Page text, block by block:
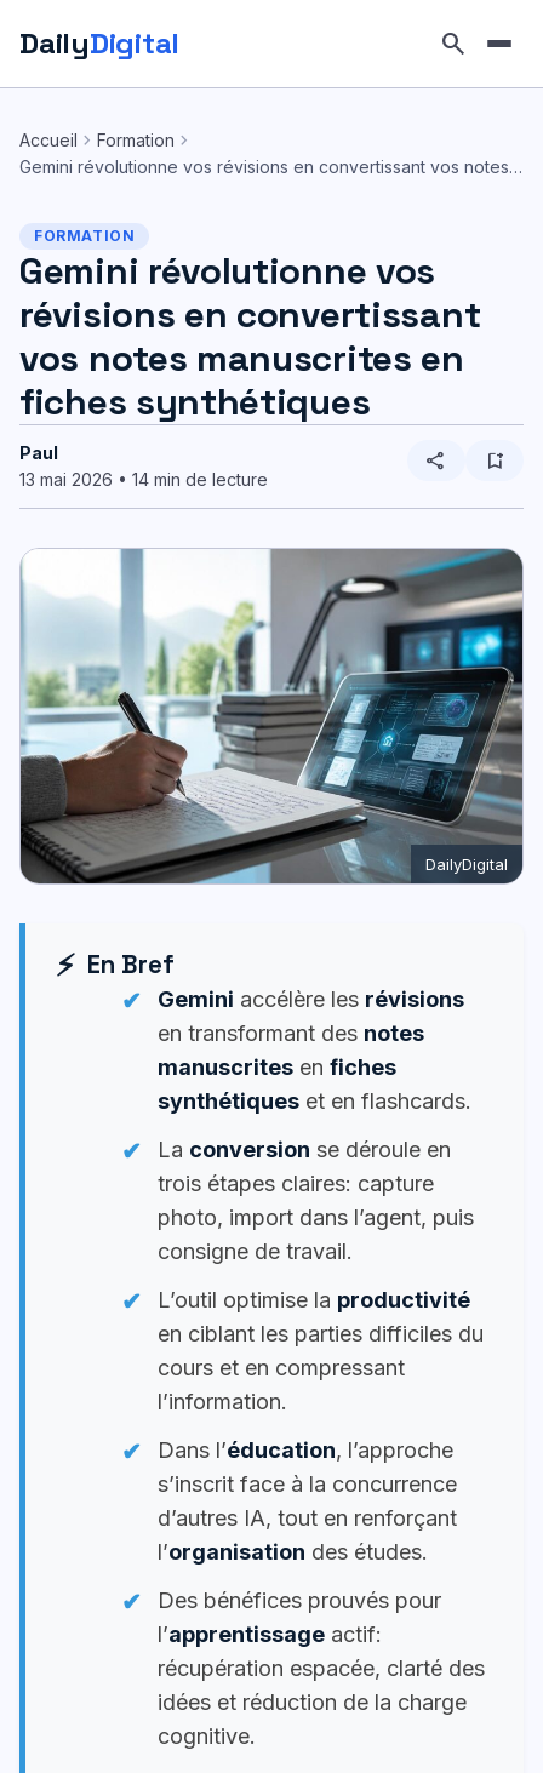
DailyDigital search
contenu
Accueil chevron_right Formation chevron_right
Gemini révolutionne vos révisions en convertissant vos notes…
FORMATION
Gemini révolutionne vos
révisions en convertissant
vos notes manuscrites en
fiches synthétiques
Paul
13 mai 2026 • 14 min de lecture
share bookmark_add
DailyDigital
En Bref
Gemini accélère les révisions
en transformant des notes
manuscrites en fiches
synthétiques et en flashcards.
La conversion se déroule en
trois étapes claires: capture
photo, import dans l’agent, puis
consigne de travail.
L’outil optimise la productivité
en ciblant les parties difficiles du
cours et en compressant
l’information.
Dans l’éducation, l’approche
s’inscrit face à la concurrence
d’autres IA, tout en renforçant
l’organisation des études.
Des bénéfices prouvés pour
l’apprentissage actif:
récupération espacée, clarté des
idées et réduction de la charge
cognitive.